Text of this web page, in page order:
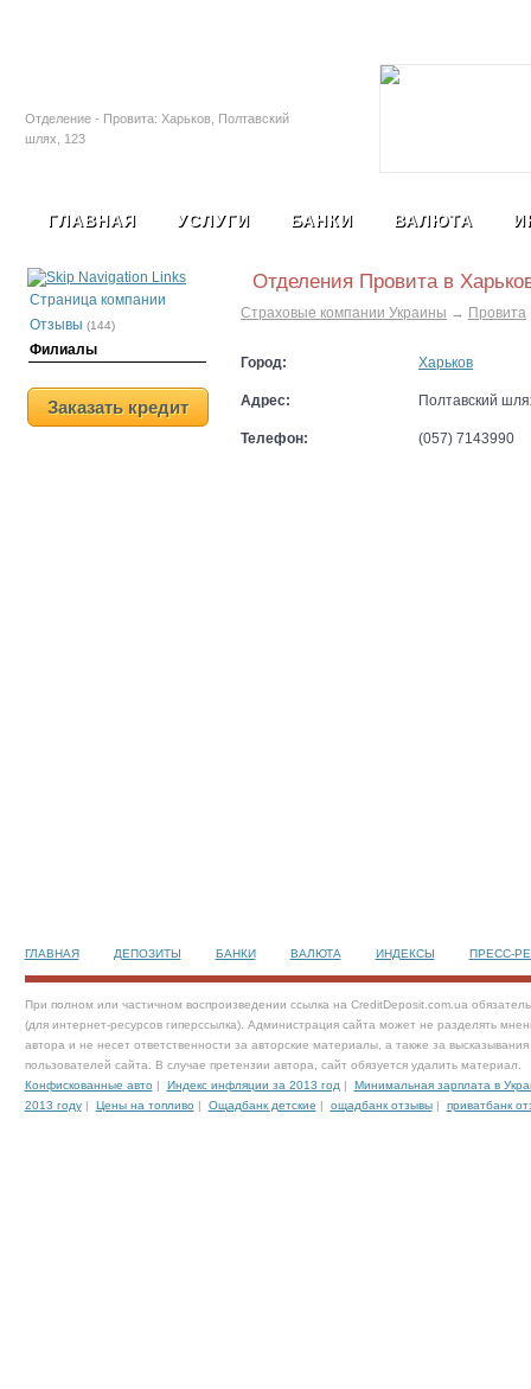
Отделение - Провита: Харьков, Полтавский
шлях, 123
ГЛАВНАЯ УСЛУГИ БАНКИ ВАЛЮТА
Страница компании
Отзывы (144)
Филиалы
Заказать кредит
Отделения Провита в
Страховые компании Украины → Провита
Город: Харьков
Адрес: Полтавский
Телефон: (057) 7143990
ГЛАВНАЯ ДЕПОЗИТЫ БАНКИ ВАЛЮТА ИНДЕКСЫ ПРЕСС-
При полном или частичном воспроизведении ссылка на CreditDeposit.com.ua
(для интернет-ресурсов гиперссылка). Администрация сайта может не разделять
автора и не несет ответственности за авторские материалы, а также за высказывания
пользователей сайта. В случае претензии автора, сайт обязуется удалить материал.
Конфискованные авто | Индекс инфляции за 2013 год | Минимальная зарплата в
2013 году| Цены на топливо | Ощадбанк детские | ощадбанк отзывы| приватбанк